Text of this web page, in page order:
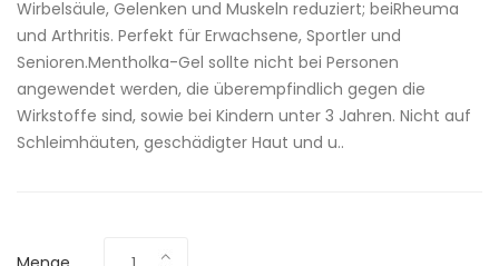
Wirbelsäule, Gelenken und Muskeln reduziert; beiRheuma
und Arthritis. Perfekt für Erwachsene, Sportler und
Senioren.Mentholka-Gel sollte nicht bei Personen
angewendet werden, die überempfindlich gegen die
Wirkstoffe sind, sowie bei Kindern unter 3 Jahren. Nicht auf
Schleimhäuten, geschädigter Haut und u..